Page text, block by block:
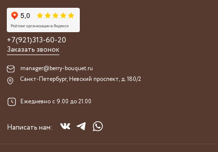
+7(921)313-60-20
Заказать звонок
manager@berry-bouquet.ru
Санкт-Петербург, Невский проспект, д. 180/2
Ежедневно с 9.00 до 21.00
Написать нам: